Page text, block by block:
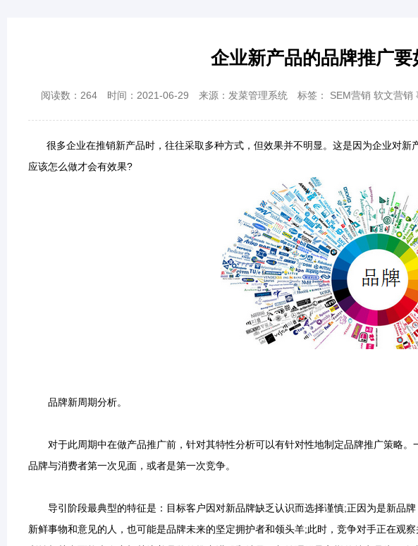
企业新产品的品牌推广要
阅读数： 264 时间：2021-06-29 来源：发菜管理系统 标签： SEM营销 软文营销
很多企业在推销新产品时，往往采取多种方式，但效果并不明显。这是因为企业对新
应该怎么做才会有效果?
品牌新周期分析。
对于此周期中在做产品推广前，针对其特性分析可以有针对性地制定品牌推广策略。
品牌与消费者第一次见面，或者是第一次竞争。
导引阶段最典型的特征是：目标客户因对新品牌缺乏认识而选择谨慎;正因为是新品牌
新鲜事物和意见的人，也可能是品牌未来的坚定拥护者和领头羊;此时，竞争对手正在观